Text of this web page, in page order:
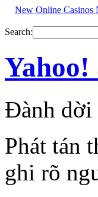
New Online Casinos
Search:
Yahoo!
Đành dời
Phát tán
ghi rõ